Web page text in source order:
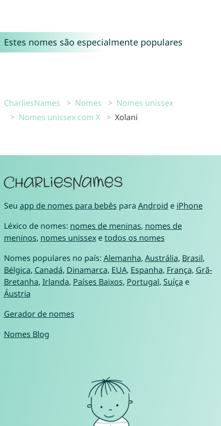
Estes nomes são especialmente populares
CharliesNames Nomes
Nomes unissex
Nomes unissex com X
Xolani
Seu app de nomes para bebês para Android e iPhone
Léxico de nomes: nomes de meninas, nomes de
meninos, nomes unissexetodos os nomes
Nomes populares no país: Alemanha, Austrália, Brasil,
Bélgica, Canadá, Dinamarca, EUA, Espanha, França, Grã-
Bretanha, Irlanda, Países Baixos, Portugal, Suíça e
Áustria
Gerador de nomes
Nomes Blog